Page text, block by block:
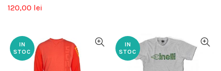
120,00 lei
IN
STOC
IN
STOC